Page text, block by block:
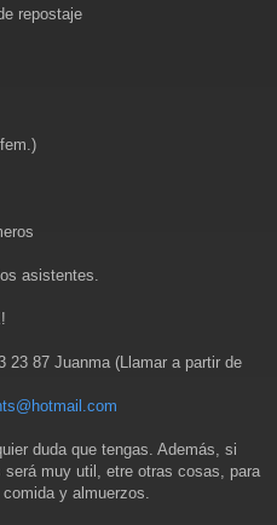
repostaje
asistentes.
23 87 Juanma (Llamar a partir de
duda que tengas. Además, si
muy util, etre otras cosas, para
y almuerzos.